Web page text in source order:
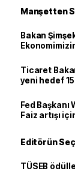
Manşetten
Bakan
Ticaret
yeni hedef
Fed
Faiz artışı
Editörün
TÜSEB